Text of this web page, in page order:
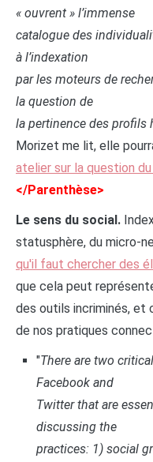
« ouvrent » l’immense
catalogue des
à l’indexation
par les moteurs de
la question de
la pertinence des profils
Morizet me lit, elle
atelier sur la question
</Parenthèse>
Le sens du social.
statusphère, du micro-
qu'il faut chercher des
que cela peut
des outils incriminés, et
de nos pratiques
"There are two
Facebook and
Twitter that are
discussing the
practices: 1) social